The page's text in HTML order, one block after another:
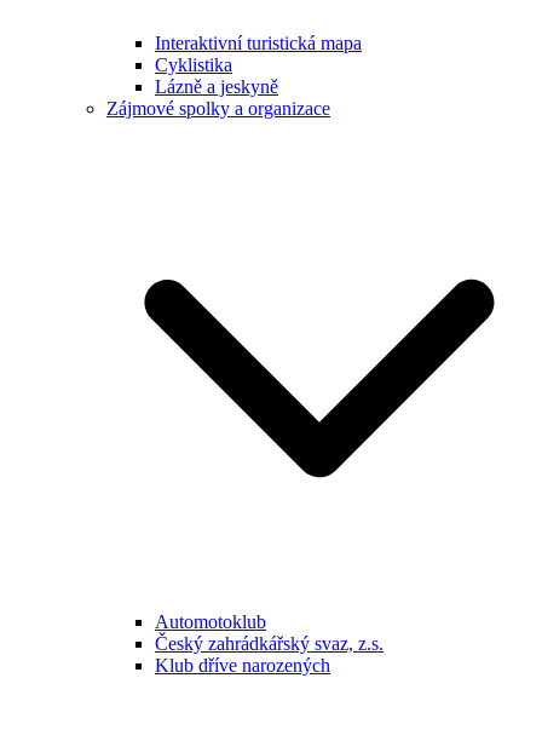
Interaktivní turistická mapa
Cyklistika
Lázně a jeskyně
Zájmové spolky a organizace
Automotoklub
Český zahrádkářský svaz, z.s.
Klub dříve narozených